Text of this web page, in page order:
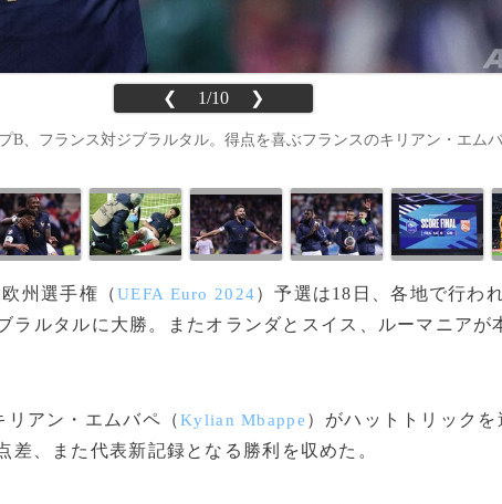
❮ 1/10 ❯
B、フランス対ジブラルタル。得点を喜ぶフランスのキリアン・エム
欧州選手権（UEFA Euro 2024）予選は18日、各地で行わ
ラルタルに大勝。またオランダとスイス、ルーマニアが
アン・エムバペ（Kylian Mbappe ）がハットトリックを
差、また代表新記録となる勝利を収めた。